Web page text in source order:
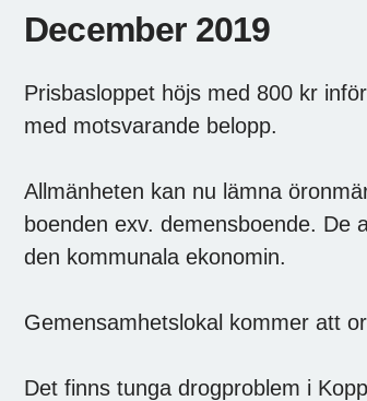
December 2019
Prisbasloppet höjs med 800 kr
med motsvarande belopp.
Allmänheten kan nu lämna
boenden exv. demensboende. De
den kommunala ekonomin.
Gemensamhetslokal kommer att
Det finns tunga drogproblem i